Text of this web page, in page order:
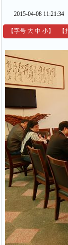
2015-04-08 11:21:34
【字号 大 中 小】 【